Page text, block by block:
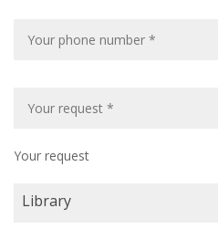
Your request
Library